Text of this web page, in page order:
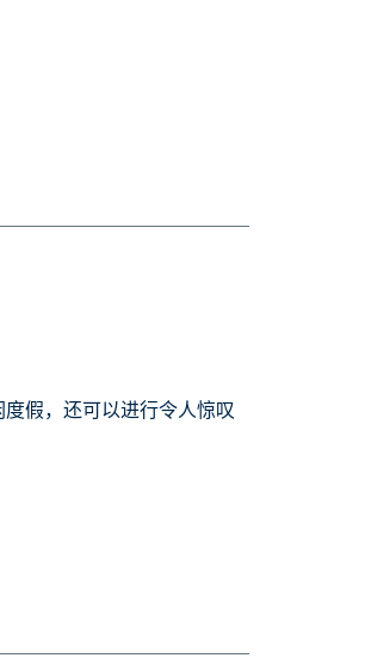
假，还可以进行令人惊叹